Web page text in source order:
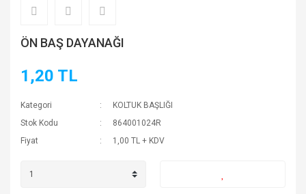
ÖN BAŞ DAYANAĞI
1,20 TL
Kategori
KOLTUK BAŞLIĞI
Stok Kodu
864001024R
Fiyat
1,00 TL + KDV